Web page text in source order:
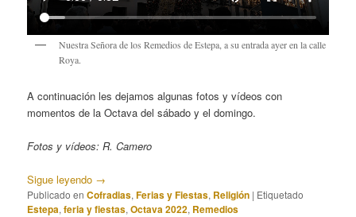
Nuestra Señora de los Remedios de Estepa, a su entrada ayer en la calle
Roya.
A continuación les dejamos algunas fotos y vídeos con
momentos de la Octava del sábado y el domingo.
Fotos y vídeos: R. Camero
Sigue leyendo →
Publicado en Cofradias,Ferias y Fiestas, Religión | Etiquetado
Estepa,feria y fiestas,Octava 2022, Remedios